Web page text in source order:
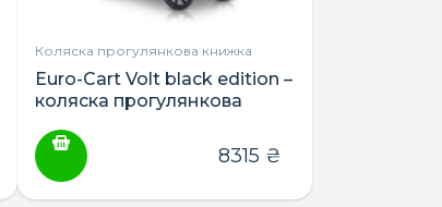
Коляска прогулянкова книжка
Euro-Cart Volt black edition –
коляска прогулянкова
8315 ₴